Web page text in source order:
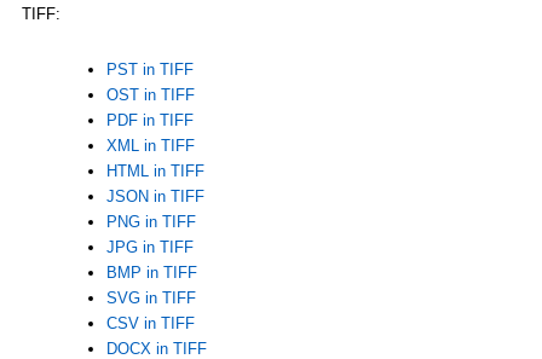
TIFF:
PST in TIFF
OST in TIFF
PDF in TIFF
XML in TIFF
HTML in TIFF
JSON in TIFF
PNG in TIFF
JPG in TIFF
BMP in TIFF
SVG in TIFF
CSV in TIFF
DOCX in TIFF